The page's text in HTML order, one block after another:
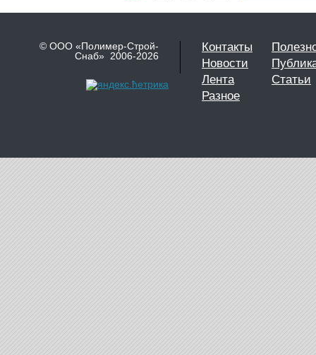
© ООО «Полимер-Строй-
Снаб» 2006-2026
Контакты
Новости
Лента
Статьи
Разное